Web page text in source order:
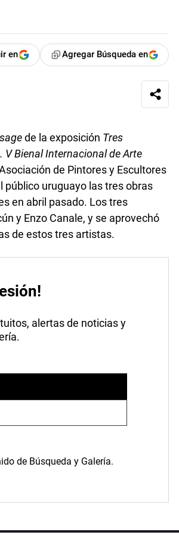
en Agregar Búsqueda en
de la exposición Tres
Bienal Internacional de Arte
de Pintores y Escultores
público uruguayo las tres obras
en abril pasado. Los tres
y Enzo Canale, y se aprovechó
de estos tres artistas.
alertas de noticias y
de Búsqueda y Galería.